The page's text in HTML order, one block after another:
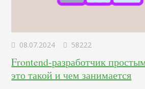
08.07.2024 58222
Frontend-разработчик
это такой и чем занимается